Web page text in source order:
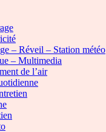
– Réveil – Station météo
– Multimedia
de l’air